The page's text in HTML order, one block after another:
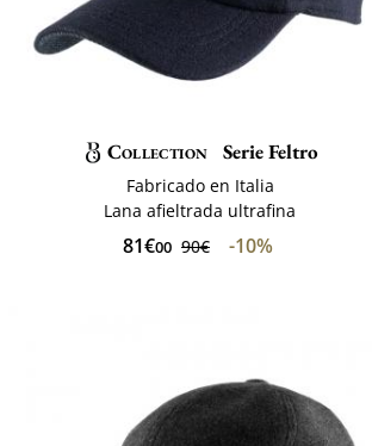
Collection Serie Feltro
Fabricado en Italia
Lana afieltrada ultrafina
81€00 90€ -10%